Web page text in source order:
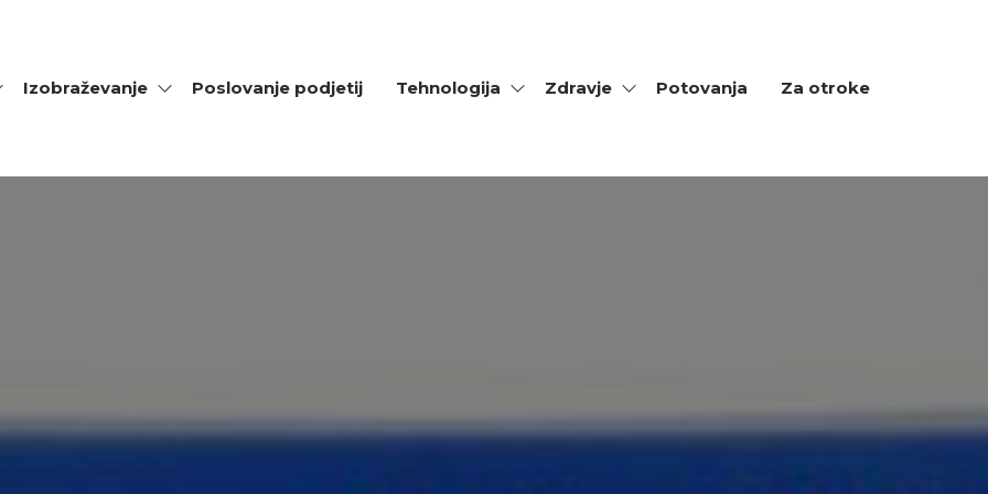
Izobraževanje Poslovanje podjetij Tehnologija Zdravje Potovanja Za otroke